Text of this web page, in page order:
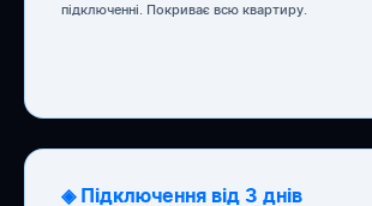
підключенні. Покриває всю квартиру.
◈ Підключення від 3 днів